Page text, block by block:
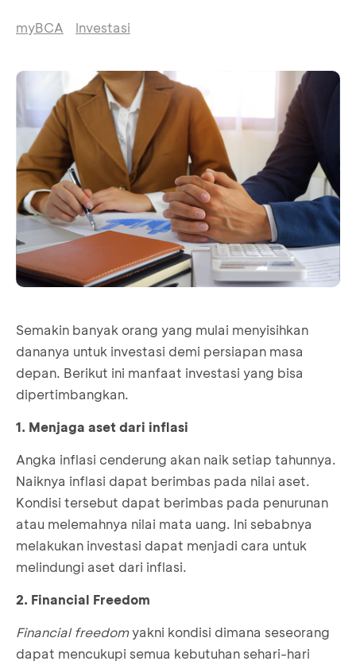
myBCA Investasi
Semakin banyak orang yang mulai menyisihkan
dananya untuk investasi demi persiapan masa
depan. Berikut ini manfaat investasi yang bisa
dipertimbangkan.
1. Menjaga aset dari inflasi
Angka inflasi cenderung akan naik setiap tahunnya.
Naiknya inflasi dapat berimbas pada nilai aset.
Kondisi tersebut dapat berimbas pada penurunan
atau melemahnya nilai mata uang. Ini sebabnya
melakukan investasi dapat menjadi cara untuk
melindungi aset dari inflasi.
2. Financial Freedom
Financial freedomyakni kondisi dimana seseorang
dapat mencukupi semua kebutuhan sehari-hari